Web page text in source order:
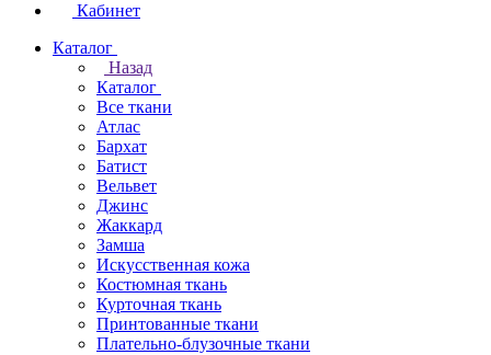
Кабинет
Каталог
Назад
Каталог
Все ткани
Атлас
Бархат
Батист
Вельвет
Джинс
Жаккард
Замша
Искусственная кожа
Костюмная ткань
Курточная ткань
Принтованные ткани
Плательно-блузочные ткани